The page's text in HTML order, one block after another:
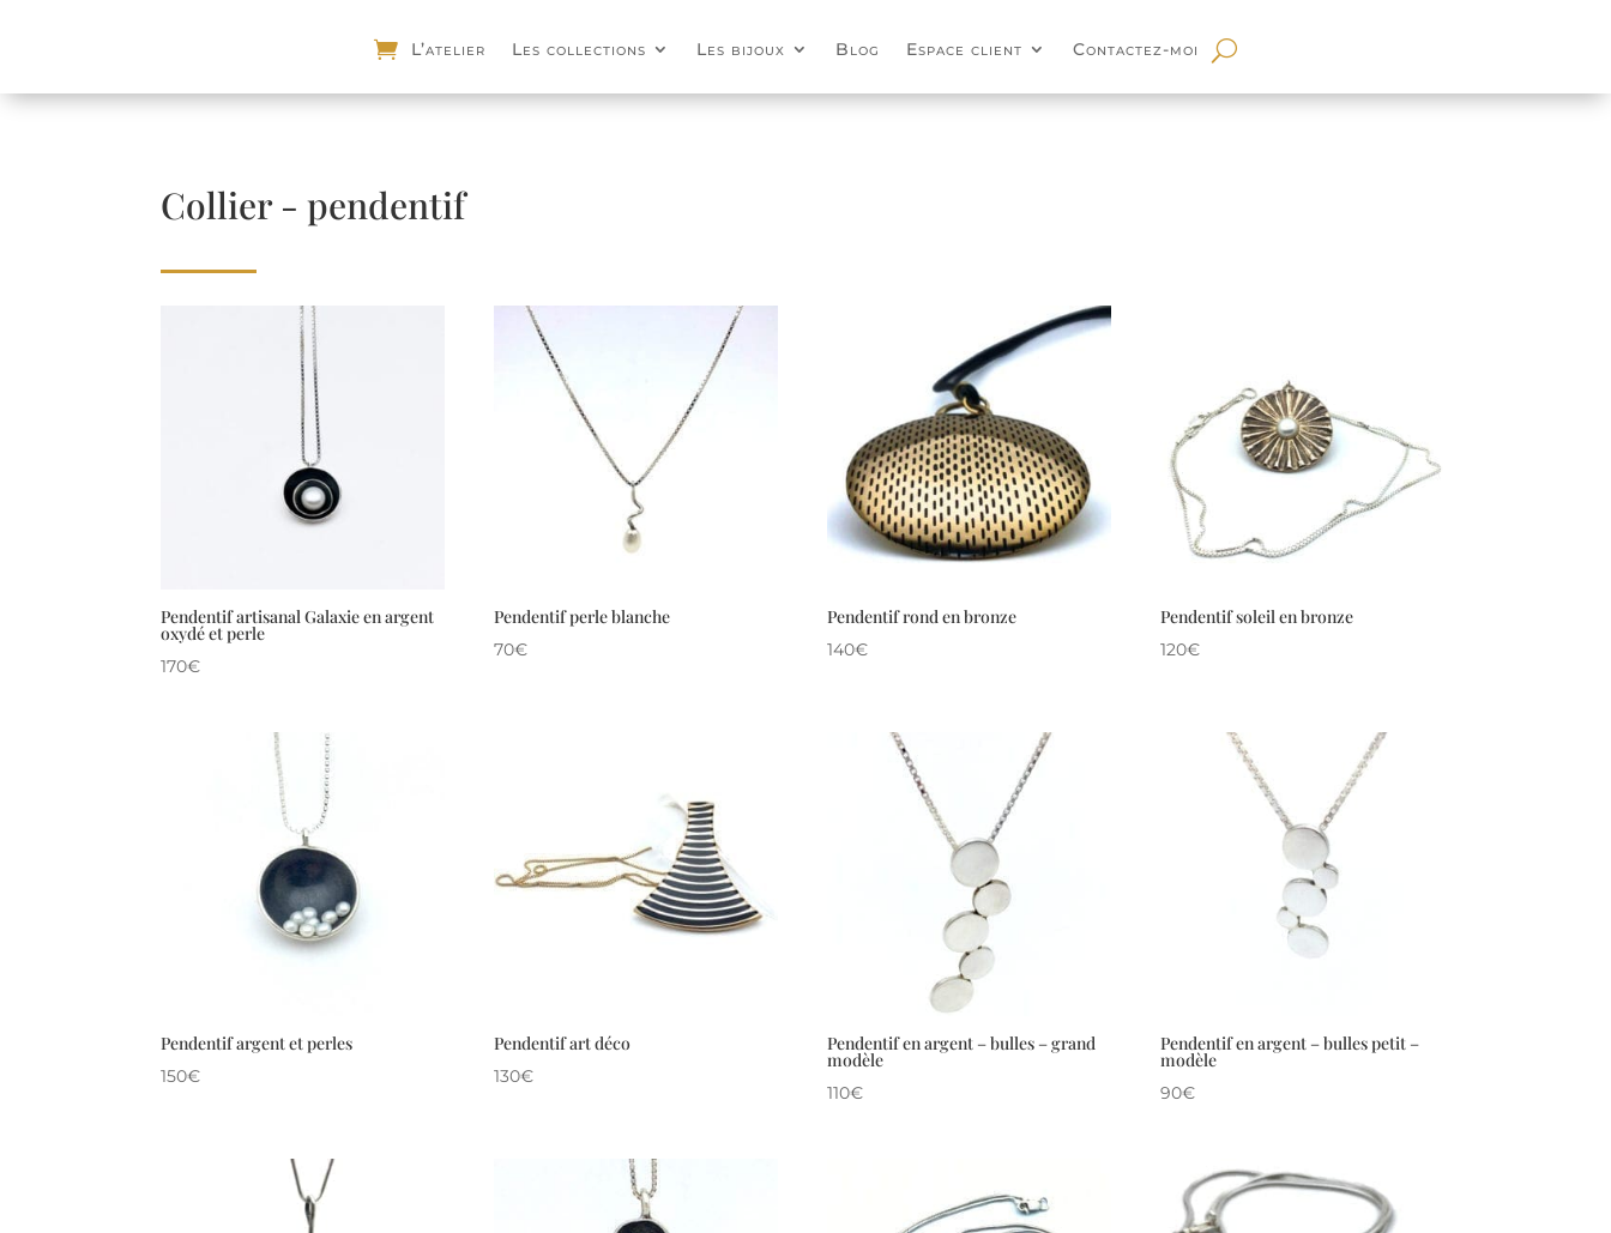
L’atelier Les collections Les bijoux Blog Espace client Contactez-moi
Collier - pendentif
Pendentif artisanal Galaxie en argent
oxydé et perle
170€
Pendentif perle blanche
70€
Pendentif rond en bronze
140€
Pendentif soleil en bronze
120€
Pendentif argent et perles
150€
Pendentif art déco
130€
Pendentif en argent – bulles – grand
modèle
110€
Pendentif en argent – bulles petit –
modèle
90€